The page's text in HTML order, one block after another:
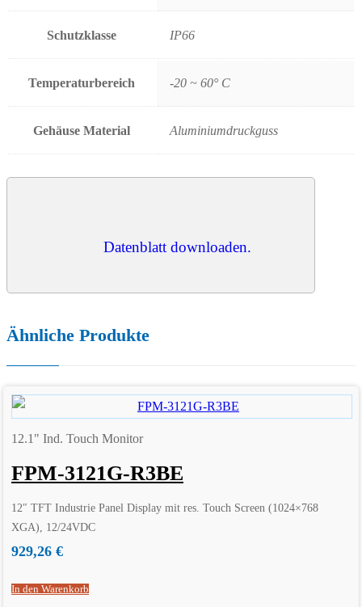
Schutzklasse IP66
Temperaturbereich -20 ~ 60° C
Gehäuse Material Aluminiumdruckguss
Datenblatt downloaden.
Ähnliche Produkte
12.1" Ind. Touch Monitor
FPM-3121G-R3BE
12″ TFT Industrie Panel Display mit res. Touch Screen (1024×768
XGA), 12/24VDC
929,26 €
In den Warenkorb